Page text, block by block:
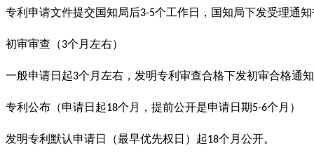
专利申请文件提交国知局后3-5个工作日，国知局下发受理通
初审审查（3个月左右）
一般申请日起3个月左右，发明专利审查合格下发初审合格通
专利公布（申请日起18个月，提前公开是申请日期5-6个月）
发明专利默认申请日（最早优先权日）起18个月公开。